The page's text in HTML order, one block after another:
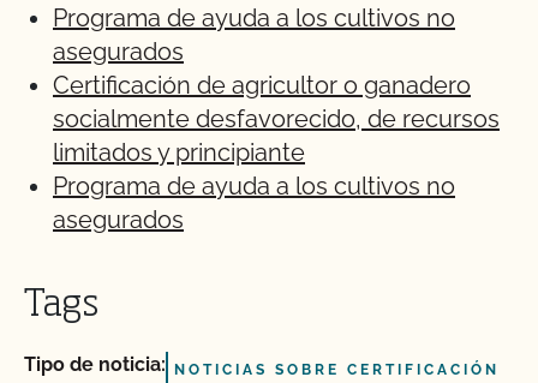
Programa de ayuda a los cultivos no
asegurados
Certificación de agricultor o ganadero
socialmente desfavorecido, de recursos
limitados y principiante
Programa de ayuda a los cultivos no
asegurados
Tags
Tipo de noticia: NOTICIAS SOBRE CERTIFICACIÓN